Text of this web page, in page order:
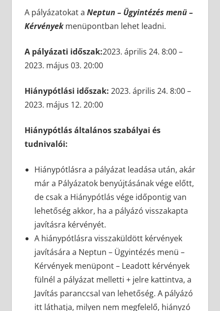
A pályázatokat a Neptun – Ügyintézés menü –
Kérvényekmenüpontban lehet leadni.
A pályázati időszak:2023. április 24. 8:00 –
2023. május 03. 20:00
Hiánypótlási időszak: 2023. április 24. 8:00 –
2023. május 12. 20:00
Hiánypótlás általános szabályai és
tudnivalói:
Hiánypótlásra a pályázat leadása után, akár
már a Pályázatok benyújtásának vége előtt,
de csak a Hiánypótlás vége időpontig van
lehetőség akkor, ha a pályázó visszakapta
javításra kérvényét.
A hiánypótlásra visszaküldött kérvények
javítására a Neptun – Ügyintézés menü –
Kérvények menüpont – Leadott kérvények
fülnél a pályázat melletti + jelre kattintva, a
Javítás paranccsal van lehetőség. A pályázó
itt láthatja, milyen nem megfelelő, hiányzó